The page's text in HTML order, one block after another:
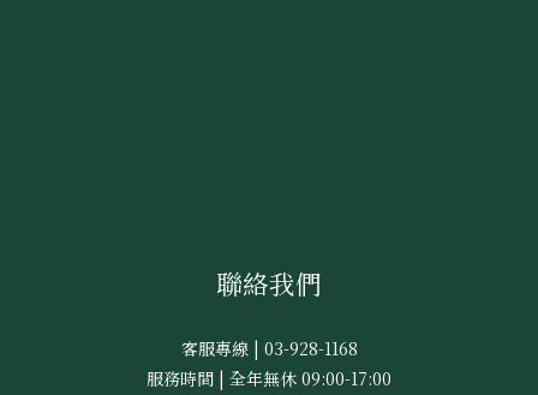
聯絡我們
客服專線 | 03-928-1168
服務時間 | 全年無休 09:00-17:00